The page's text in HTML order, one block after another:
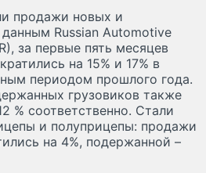
продажи новых и
Russian Automotive
за первые пять месяцев
на 15% и 17% в
периодом прошлого года.
грузовиков также
% соответственно. Стали
и полуприцепы: продажи
на 4%, подержанной –